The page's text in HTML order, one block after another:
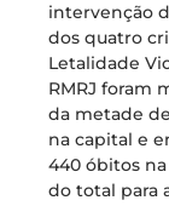
intervenção
dos quatro
Letalidade
RMRJ foram
da metade
na capital e
440 óbitos
do total para